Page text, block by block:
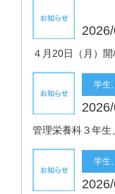
４月20日（月）開
学生
管理栄養科３年生
学生